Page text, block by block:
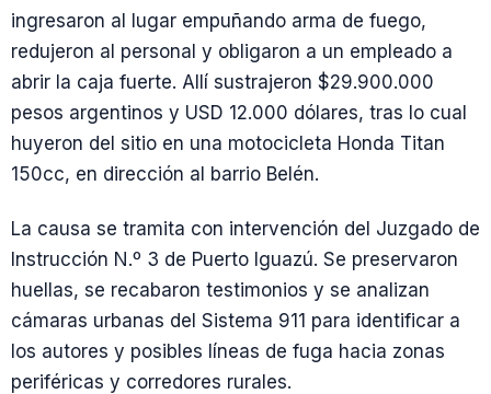
ingresaron al lugar empuñando arma de fuego,
redujeron al personal y obligaron a un empleado a
abrir la caja fuerte. Allí sustrajeron $29.900.000
pesos argentinos y USD 12.000 dólares, tras lo cual
huyeron del sitio en una motocicleta Honda Titan
150cc, en dirección al barrio Belén.
La causa se tramita con intervención del Juzgado de
Instrucción N.º 3 de Puerto Iguazú. Se preservaron
huellas, se recabaron testimonios y se analizan
cámaras urbanas del Sistema 911 para identificar a
los autores y posibles líneas de fuga hacia zonas
periféricas y corredores rurales.